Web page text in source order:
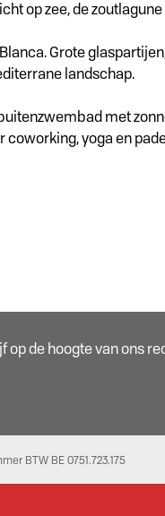
op zee, de
Grote
landschap.
met
yoga en
de hoogte van ons
BTW BE 0751.723.175